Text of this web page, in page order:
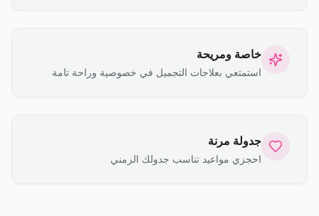
خاصة ومريحة
استمتعي بعلاجات التجميل في خصوصية وراحة تامة
جدولة مرنة
احجزي مواعيد تناسب جدولك الزمني